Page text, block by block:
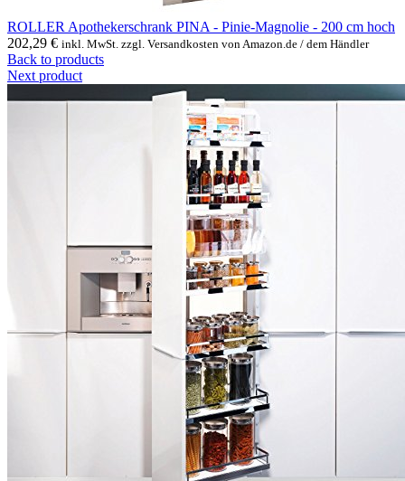
ROLLER Apothekerschrank PINA - Pinie-Magnolie - 200 cm hoch
202,29 € inkl. MwSt. zzgl. Versandkosten von Amazon.de / dem Händler
Back to products
Next product